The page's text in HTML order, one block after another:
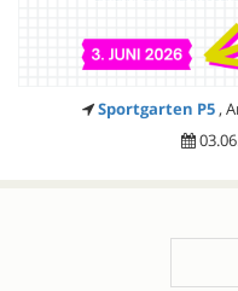
Sportgarten P5 ,